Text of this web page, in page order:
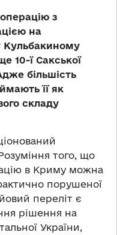
з
на
Кульбакиному
10-ї Сакської
більшість
її як
складу
того, що
в Криму можна
порушеної
переліт є
рішення на
України,